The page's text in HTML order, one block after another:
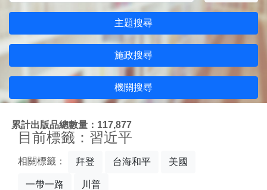
主題搜尋
施政搜尋
機關搜尋
累計出版品總數量：117,877
目前標籤：習近平
相關標籤： 拜登 台海和平 美國
一帶一路 川普